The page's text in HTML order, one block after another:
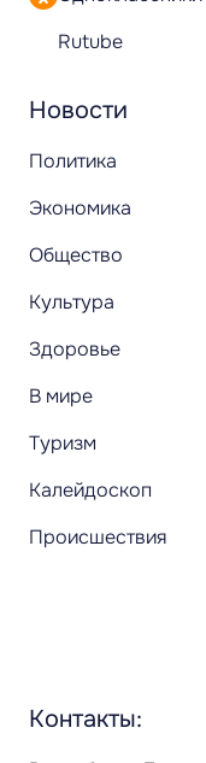
Новости
Политика
Экономика
Общество
Культура
Здоровье
В мире
Туризм
Калейдоскоп
Происшествия
Rutube
Контакты: